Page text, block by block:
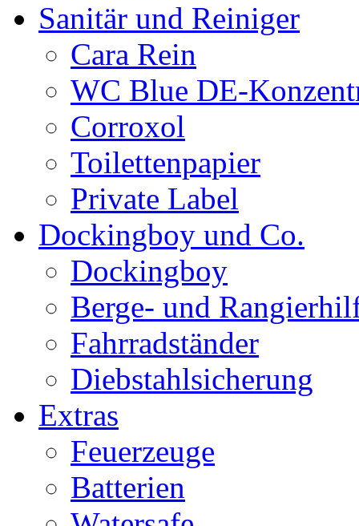
Sanitär und Reiniger
Cara Rein
WC Blue DE-
Corroxol
Toilettenpapier
Private Label
Dockingboy und Co.
Dockingboy
Berge- und
Fahrradständer
Diebstahlsicherung
Extras
Feuerzeuge
Batterien